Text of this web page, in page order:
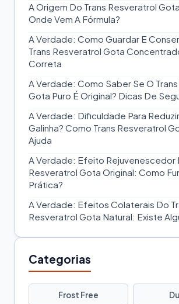
A Origem Do Trans Resveratrol
Onde Vem A Fórmula?
A Verdade: Como Guardar E
Trans Resveratrol Gota
Correta
A Verdade: Como Saber Se O
Gota Puro É Original? Dicas De
A Verdade: Dificuldade Para
Galinha? Como Trans Resveratrol
Ajuda
A Verdade: Efeito Rejuvenescedor
Resveratrol Gota Original: Como
Prática?
A Verdade: Efeitos Colaterais Do
Resveratrol Gota Natural: Existe
Categorias
Frost Free